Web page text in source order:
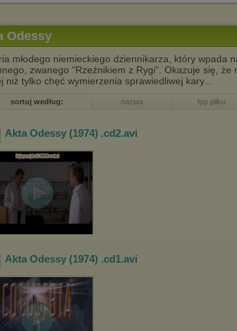
Odessy
młodego niemieckiego dziennikarza, który wpada
zwanego "Rzeźnikiem z Rygi". Okazuje się, że
niż tylko chęć wymierzenia sprawiedliwej kary...
sortuj według: nazwa typ pliku
Akta Odessy (1974) .cd2.avi
Akta Odessy (1974) .cd1.avi